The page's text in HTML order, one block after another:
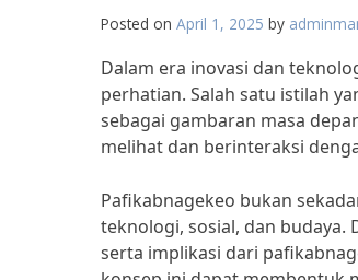
Posted on April 1, 2025 by
Dalam era inovasi dan
perhatian. Salah satu istilah
sebagai gambaran masa
melihat dan berinteraksi
Pafikabnagekeo bukan
teknologi, sosial, dan budaya.
serta implikasi dari